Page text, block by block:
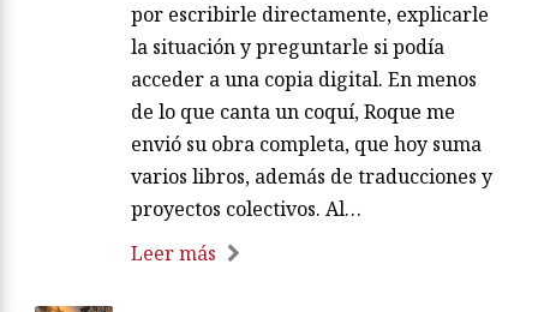
por escribirle directamente, explicarle
la situación y preguntarle si podía
acceder a una copia digital. En menos
de lo que canta un coquí, Roque me
envió su obra completa, que hoy suma
varios libros, además de traducciones y
proyectos colectivos. Al…
Leer más